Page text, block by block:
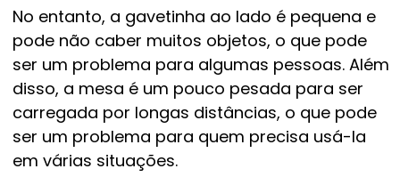
No entanto, a gavetinha ao lado é pequena e
pode não caber muitos objetos, o que pode
ser um problema para algumas pessoas. Além
disso, a mesa é um pouco pesada para ser
carregada por longas distâncias, o que pode
ser um problema para quem precisa usá-la
em várias situações.